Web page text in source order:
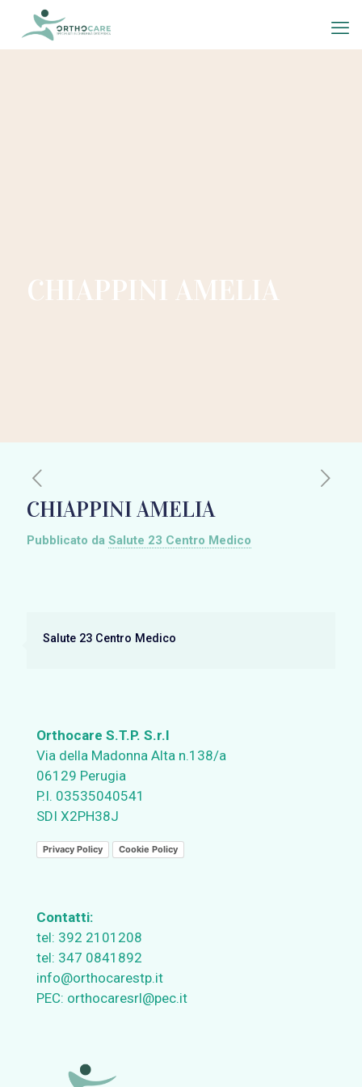
CHIAPPINI AMELIA
CHIAPPINI AMELIA
Pubblicato da Salute 23 Centro Medico
Salute 23 Centro Medico
Orthocare S.T.P. S.r.l
Via della Madonna Alta n.138/a
06129 Perugia
P.I. 03535040541
SDI X2PH38J
Privacy Policy Cookie Policy
Contatti:
tel: 392 2101208
tel: 347 0841892
info@orthocarestp.it
PEC: orthocaresrl@pec.it